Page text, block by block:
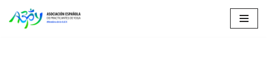
Saltar